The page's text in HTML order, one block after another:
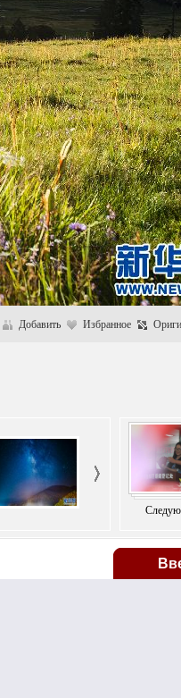
Добавить Избранное